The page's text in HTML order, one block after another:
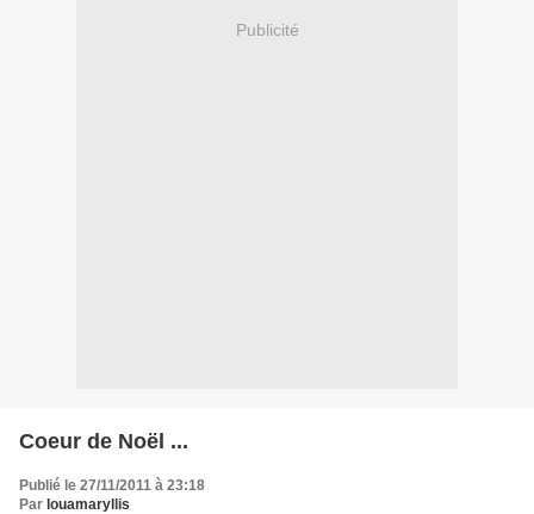
Publicité
Coeur de Noël ...
Publié le 27/11/2011 à 23:18
Par louamaryllis